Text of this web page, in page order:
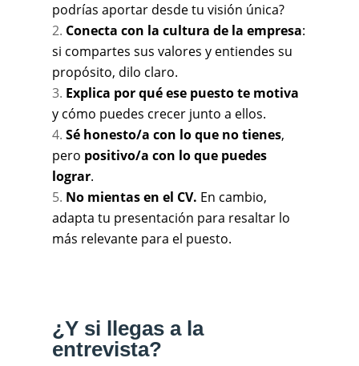
podrías aportar desde tu visión única?
Conecta con la cultura de la empresa:
si compartes sus valores y entiendes su
propósito, dilo claro.
Explica por qué ese puesto te motiva
y cómo puedes crecer junto a ellos.
Sé honesto/a con lo que no tienes,
pero positivo/a con lo que puedes
lograr.
No mientas en el CV. En cambio,
adapta tu presentación para resaltar lo
más relevante para el puesto.
¿Y si llegas a la
entrevista?